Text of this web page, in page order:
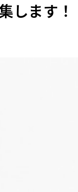
します！